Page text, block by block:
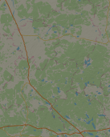
response
traffic is
bots. It is part of
humans and bots.
make valid
humans and bots.
make valid